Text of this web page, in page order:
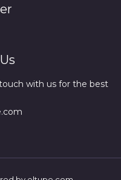
with us for the best